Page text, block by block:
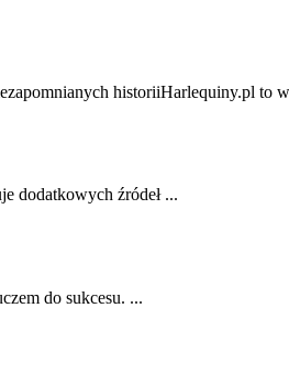
historiiHarlequiny.pl to
dodatkowych źródeł ...
do sukcesu. ...